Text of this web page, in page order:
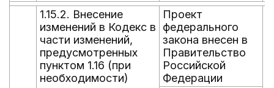
1.15.2. Внесение
изменений в Кодекс в
части изменений,
предусмотренных
пунктом 1.16 (при
необходимости)
Проект
федерального
закона внесен в
Правительство
Российской
Федерации